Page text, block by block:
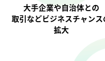
大手企業や自治体との
取引などビジネスチャンス
拡大